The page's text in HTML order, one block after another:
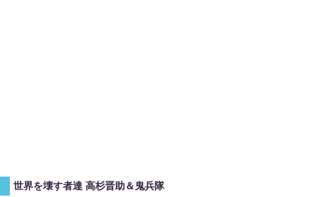
世界を壊す者達 高杉晋助＆鬼兵隊